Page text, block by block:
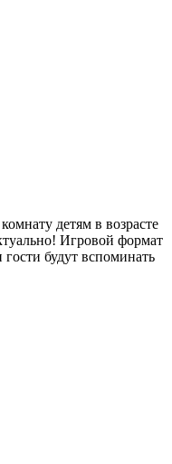
детям в возрасте
Игровой формат
будут вспоминать